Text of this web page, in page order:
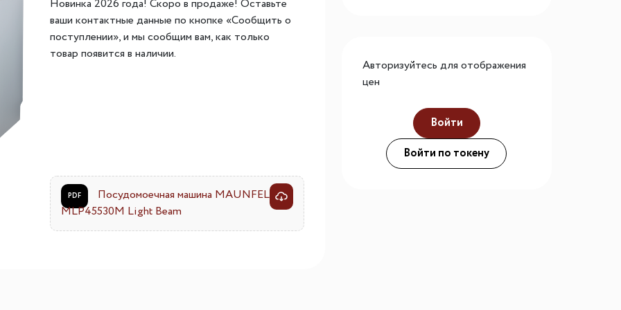
измельчителя
Переливы для моек
хранения вещей
Светильники индивидуального размера
Светильники для декоративной подсветки
Новинка 2026 года! Скоро в продаже! Оставьте
ваши контактные данные по кнопке «Сообщить о
поступлении», и мы сообщим вам, как только
товар появится в наличии.
PDF
Посудомоечная машина MAUNFELD
MLP45530M Light Beam
Авторизуйтесь для отображения
цен
Войти
Войти по токену